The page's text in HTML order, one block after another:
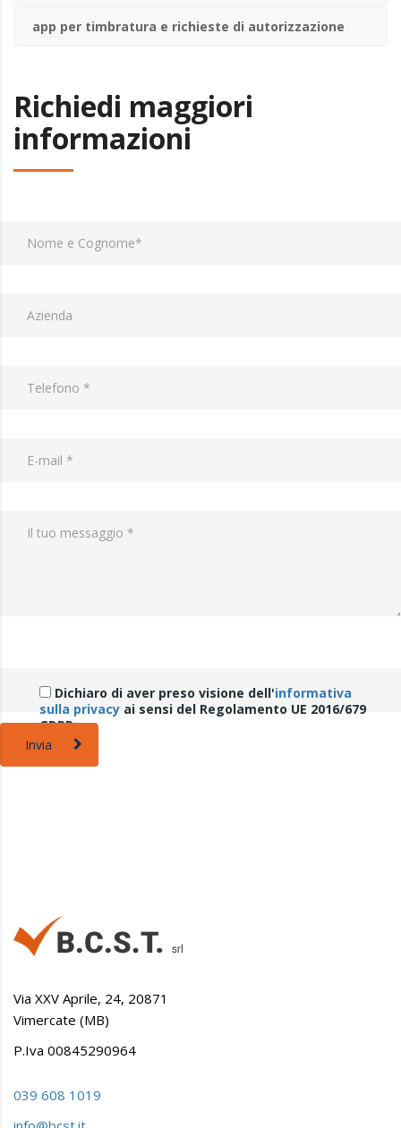
app per timbratura e richieste di autorizzazione
Richiedi maggiori
informazioni
Dichiaro di aver preso visione dell'informativa
sulla privacy ai sensi del Regolamento UE 2016/679
GDPR.
Invia
Via XXV Aprile, 24, 20871
Vimercate (MB)
P.Iva 00845290964
039 608 1019